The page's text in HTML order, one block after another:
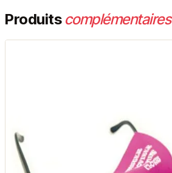
Produits complémentaires